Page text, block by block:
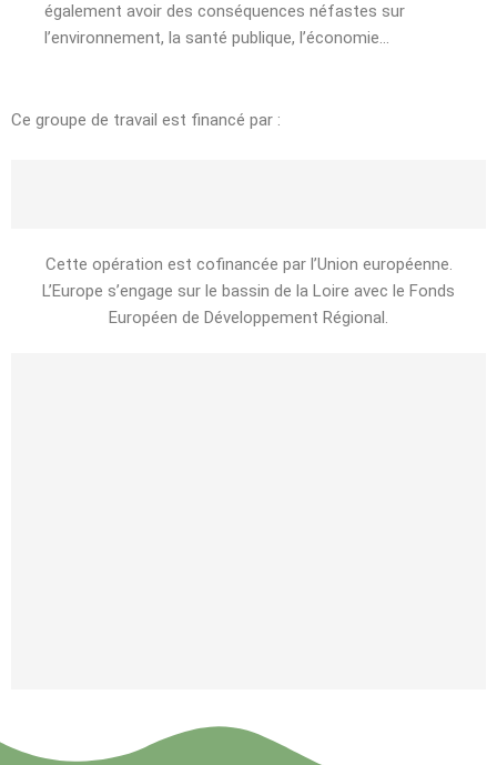
également avoir des conséquences néfastes sur
l’environnement, la santé publique, l’économie…
Ce groupe de travail est financé par :
Cette opération est cofinancée par l’Union européenne.
L’Europe s’engage sur le bassin de la Loire avec le Fonds
Européen de Développement Régional.